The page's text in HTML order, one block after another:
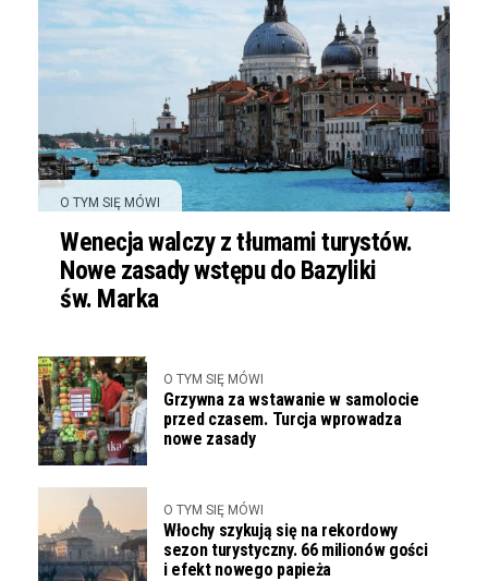
O TYM SIĘ MÓWI
Wenecja walczy z tłumami turystów.
Nowe zasady wstępu do Bazyliki
św. Marka
O TYM SIĘ MÓWI
Grzywna za wstawanie w samolocie
przed czasem. Turcja wprowadza
nowe zasady
O TYM SIĘ MÓWI
Włochy szykują się na rekordowy
sezon turystyczny. 66 milionów gości
i efekt nowego papieża